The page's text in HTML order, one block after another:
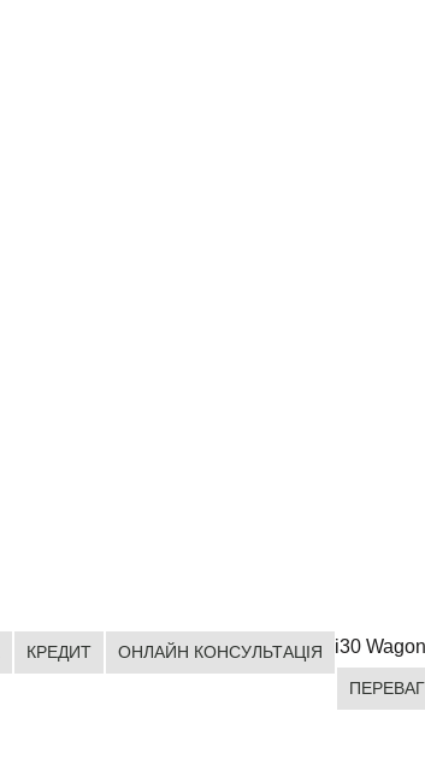
КРЕДИТ ОНЛАЙН КОНСУЛЬТАЦІЯ і30 Wagon